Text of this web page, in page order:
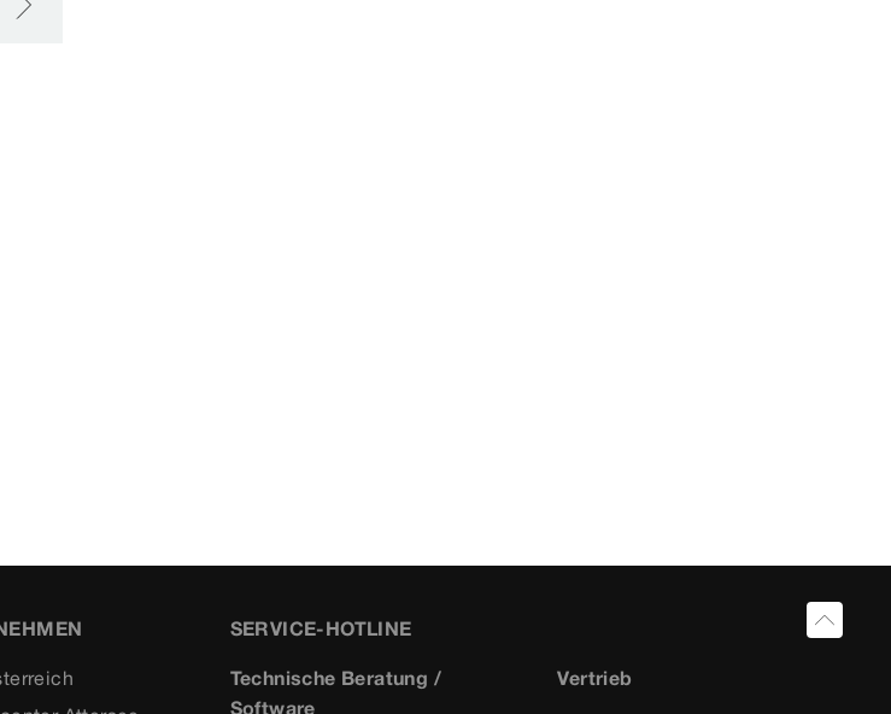
SERVICE-HOTLINE
Technische Beratung /
Software
Vertrieb